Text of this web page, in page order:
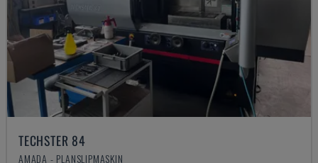
TECHSTER 84
AMADA - PLANSLIPMASKIN